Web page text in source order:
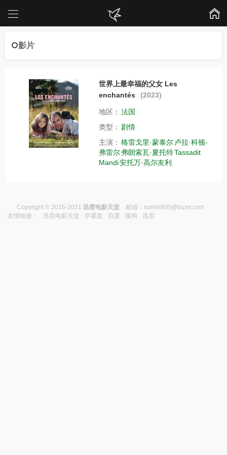
影片
世界上最幸福的父女 Les
enchantés
(2023)
地区： 法国
类型： 剧情
主演： 格雷戈里·蒙泰尔 卢拉·科顿-
弗雷尔弗朗索瓦·夏托特Tassadit
Mandi安托万·高尔友利
Copyright © 2016-2021 迅雷电影天堂 邮箱： xunlei800@busrr.com
友情链接：
迅雷电影天堂 学霸盘 百度 搜狗 迅雷